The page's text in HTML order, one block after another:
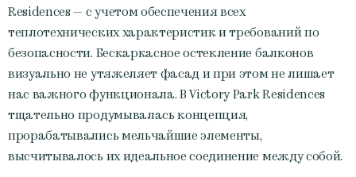
Residences — с учетом обеспечения всех
теплотехнических характеристик и требований по
безопасности. Бескаркасное остекление балконов
визуально не утяжеляет фасад и при этом не лишает
нас важного функционала. В Victory Park Residences
тщательно продумывалась концепция,
прорабатывались мельчайшие элементы,
высчитывалось их идеальное соединение между собой.